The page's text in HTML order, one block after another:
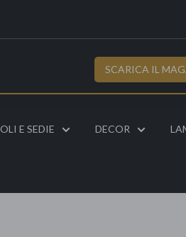
SCARICA IL
E SEDIE DECOR